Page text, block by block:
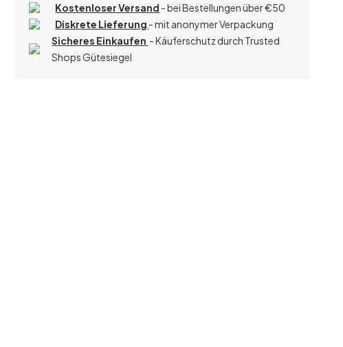
Kostenloser Versand - bei Bestellungen über€50
Diskrete Lieferung - mit anonymer Verpackung
Sicheres Einkaufen - Käuferschutz durch Trusted
Shops Gütesiegel